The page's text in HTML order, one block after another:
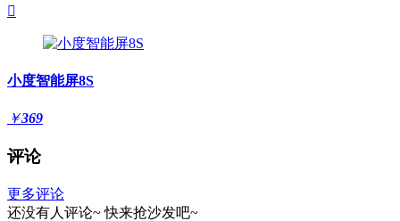

小度智能屏8S
￥369
评论
更多评论
还没有人评论~ 快来抢沙发吧~